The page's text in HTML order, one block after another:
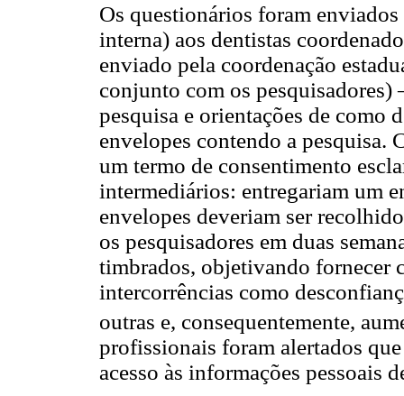
Os questionários foram
interna) aos dentistas
enviado pela coordenação
conjunto com os pesquisadores)
pesquisa e orientações de como
envelopes contendo a pesquisa.
um termo de consentimento
intermediários: entregariam um
envelopes deveriam ser
os pesquisadores em duas
timbrados, objetivando fornecer
intercorrências como
outras e, consequentemente,
profissionais foram alertados
acesso às informações pessoais